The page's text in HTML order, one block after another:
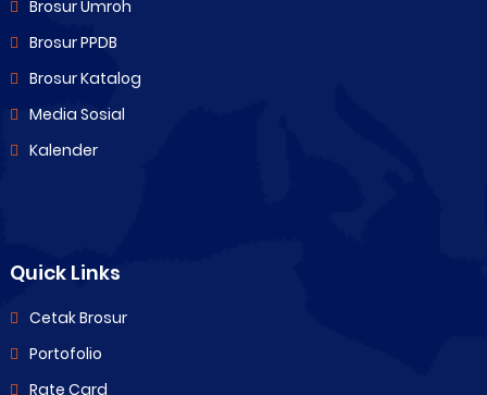
Brosur Umroh
Brosur PPDB
Brosur Katalog
Media Sosial
Kalender
Quick Links
Cetak Brosur
Portofolio
Rate Card